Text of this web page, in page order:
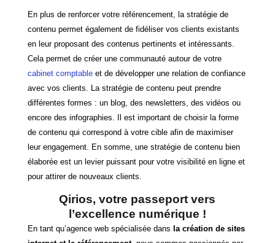
En plus de renforcer votre référencement, la stratégie de
contenu permet également de fidéliser vos clients existants
en leur proposant des contenus pertinents et intéressants.
Cela permet de créer une communauté autour de votre
cabinet comptableet de développer une relation de confiance
avec vos clients. La stratégie de contenu peut prendre
différentes formes : un blog, des newsletters, des vidéos ou
encore des infographies. Il est important de choisir la forme
de contenu qui correspond à votre cible afin de maximiser
leur engagement. En somme, une stratégie de contenu bien
élaborée est un levier puissant pour votre visibilité en ligne et
pour attirer de nouveaux clients.
Qirios, votre passeport vers
l’excellence numérique !
En tant qu’agence web spécialisée dans la création de sites